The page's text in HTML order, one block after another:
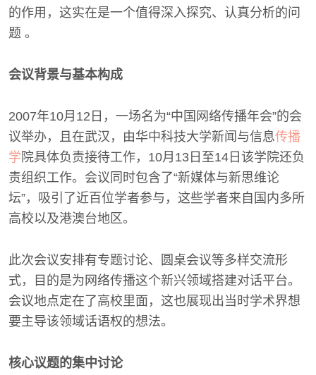
的作用，这实在是一个值得深入探究、认真分析的问
题 。
会议背景与基本构成
2007年10月12日，一场名为“中国网络传播年会”的会
议举办，且在武汉，由华中科技大学新闻与信息传播
学 院具体负责接待工作，10月13日至14日该学院还负
责组织工作。会议同时包含了“新媒体与新思维论
坛”，吸引了近百位学者参与，这些学者来自国内多所
高校以及港澳台地区。
此次会议安排有专题讨论、圆桌会议等多样交流形
式，目的是为网络传播这个新兴领域搭建对话平台。
会议地点定在了高校里面，这也展现出当时学术界想
要主导该领域话语权的想法。
核心议题的集中讨论